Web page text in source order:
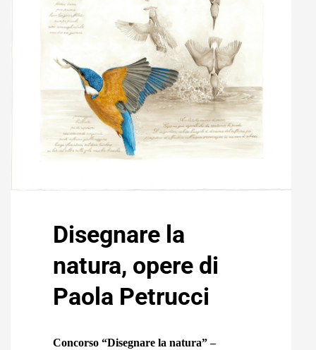
Disegnare la
natura, opere di
Paola Petrucci
Concorso “Disegnare la natura” –